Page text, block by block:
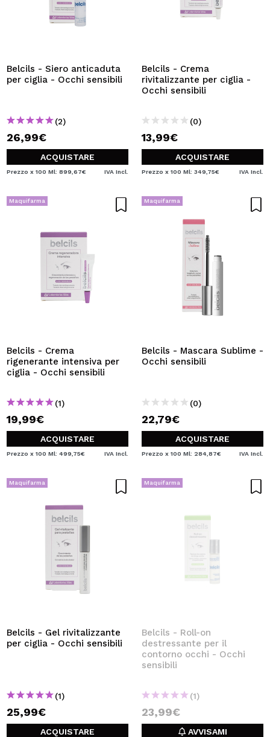
Belcils - Siero anticaduta
per ciglia - Occhi sensibili
(2)
26,99€
ACQUISTARE
Prezzo x 100 Ml: 899,67€ IVA Incl.
Belcils - Crema
rivitalizzante per ciglia -
Occhi sensibili
(0)
13,99€
ACQUISTARE
Prezzo x 100 Ml: 349,75€ IVA Incl.
Maquifarma
Belcils - Crema
rigenerante intensiva per
ciglia - Occhi sensibili
(1)
19,99€
ACQUISTARE
Prezzo x 100 Ml: 499,75€ IVA Incl.
Maquifarma
Belcils - Mascara Sublime -
Occhi sensibili
(0)
22,79€
ACQUISTARE
Prezzo x 100 Ml: 284,87€ IVA Incl.
Maquifarma
Belcils - Gel rivitalizzante
per ciglia - Occhi sensibili
(1)
25,99€
ACQUISTARE
Maquifarma
Belcils - Roll-on
destressante per il
contorno occhi - Occhi
sensibili
(1)
23,99€
AVVISAMI